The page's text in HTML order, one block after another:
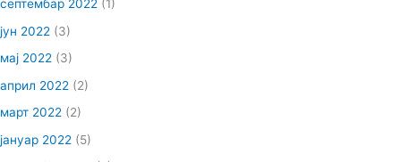
септембар 2022 (1)
јун 2022 (3)
мај 2022 (3)
април 2022 (2)
март 2022 (2)
јануар 2022 (5)